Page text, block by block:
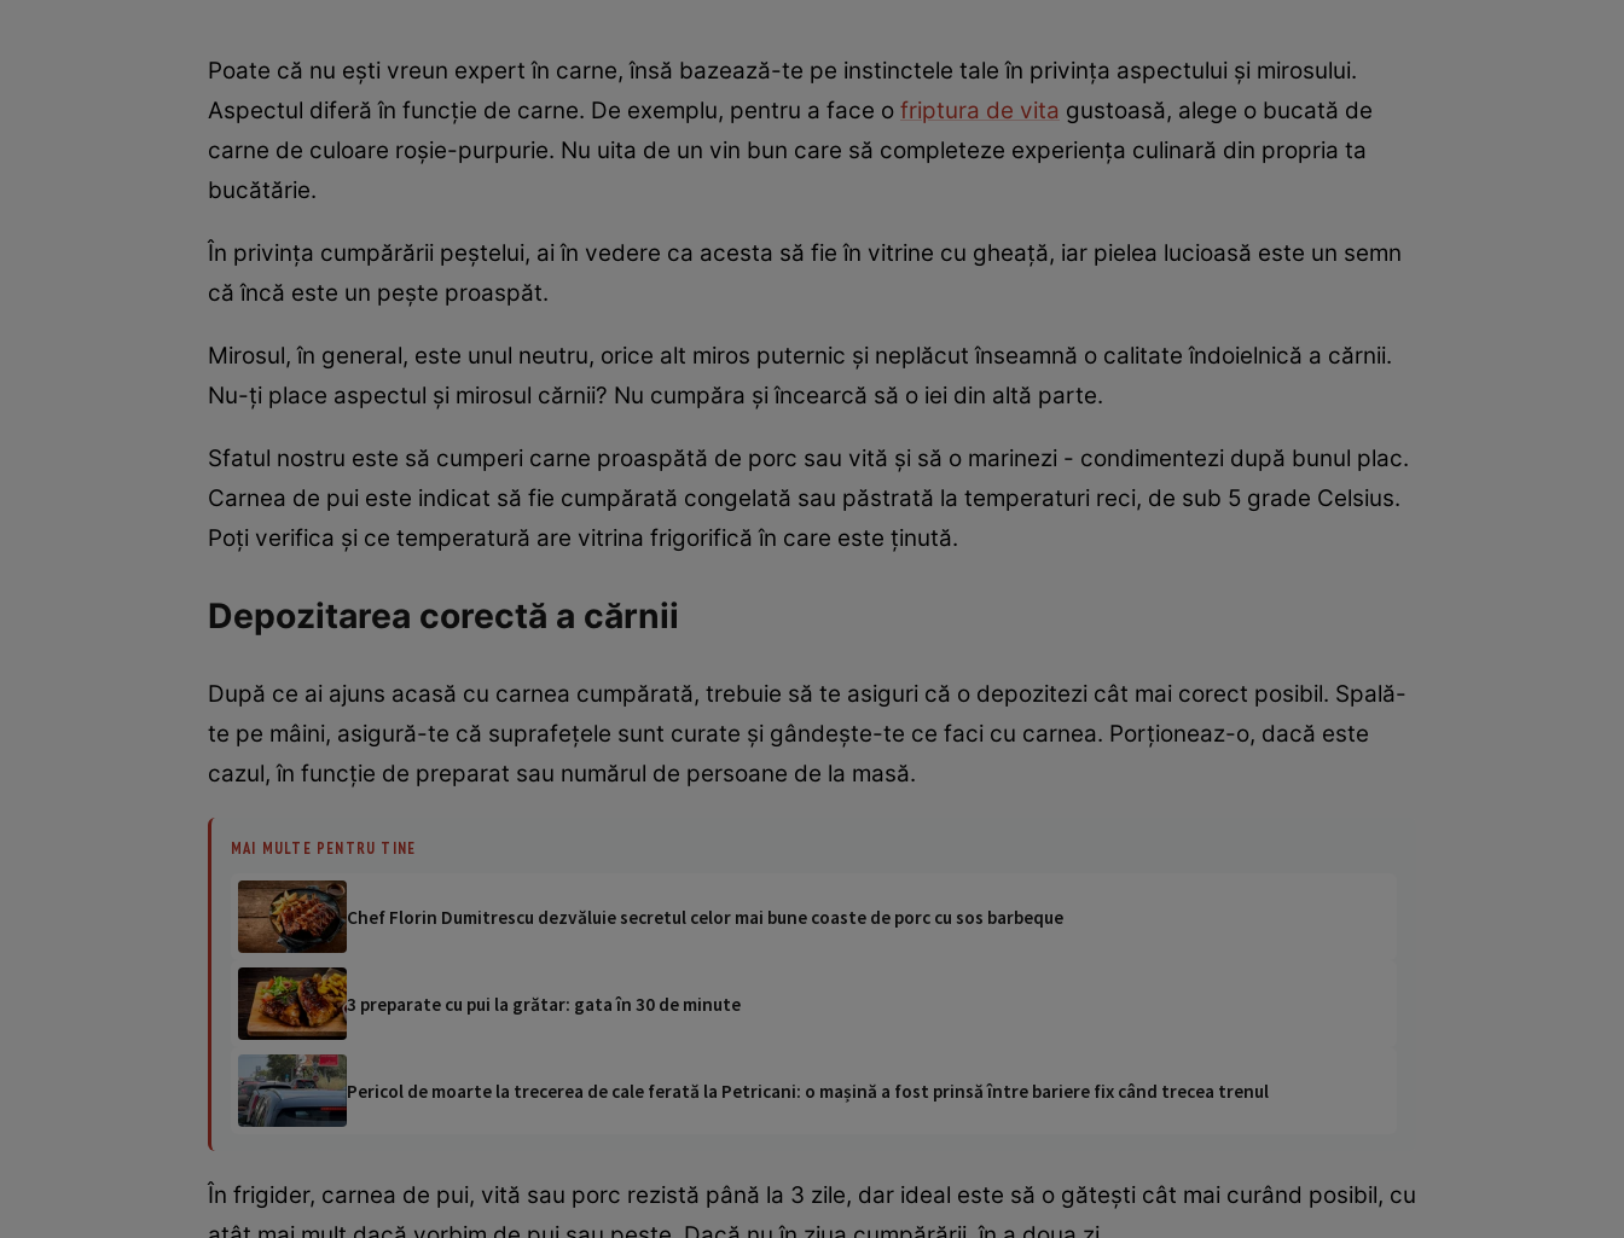
Poate că nu ești vreun expert în carne, însă bazează-te pe instinctele tale în privința aspectului și mirosului.
Aspectul diferă în funcție de carne. De exemplu, pentru a face o friptura de vita gustoasă, alege o bucată de
carne de culoare roșie-purpurie. Nu uita de un vin bun care să completeze experiența culinară din propria ta
bucătărie.
În privința cumpărării peștelui, ai în vedere ca acesta să fie în vitrine cu gheață, iar pielea lucioasă este un semn
că încă este un pește proaspăt.
Mirosul, în general, este unul neutru, orice alt miros puternic și neplăcut înseamnă o calitate îndoielnică a cărnii.
Nu-ți place aspectul și mirosul cărnii? Nu cumpăra și încearcă să o iei din altă parte.
Sfatul nostru este să cumperi carne proaspătă de porc sau vită și să o marinezi - condimentezi după bunul plac.
Carnea de pui este indicat să fie cumpărată congelată sau păstrată la temperaturi reci, de sub 5 grade Celsius.
Poți verifica și ce temperatură are vitrina frigorifică în care este ținută.
Depozitarea corectă a cărnii
După ce ai ajuns acasă cu carnea cumpărată, trebuie să te asiguri că o depozitezi cât mai corect posibil. Spală-
te pe mâini, asigură-te că suprafețele sunt curate și gândește-te ce faci cu carnea. Porționeaz-o, dacă este
cazul, în funcție de preparat sau numărul de persoane de la masă.
MAI MULTE PENTRU TINE
Chef Florin Dumitrescu dezvăluie secretul celor mai bune coaste de porc cu sos barbeque
3 preparate cu pui la grătar: gata în 30 de minute
Pericol de moarte la trecerea de cale ferată la Petricani: o mașină a fost prinsă între bariere fix când trecea trenul
În frigider, carnea de pui, vită sau porc rezistă până la 3 zile, dar ideal este să o gătești cât mai curând posibil, cu